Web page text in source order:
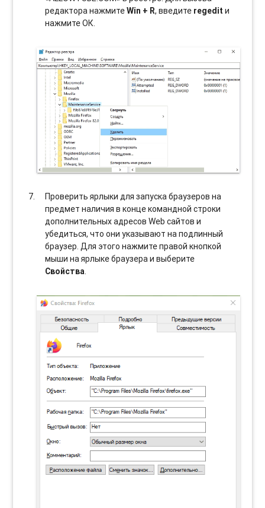
редактора нажмитеWin + R, введите regedit и
нажмите ОК.
Проверить ярлыки для запуска браузеров на
предмет наличия в конце командной строки
дополнительных адресов Web сайтов и
убедиться, что они указывают на подлинный
браузер. Для этого нажмите правой кнопкой
мыши на ярлыке браузера и выберите
Свойства